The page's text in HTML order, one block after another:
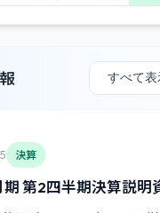
決算
第2四半期決算説明